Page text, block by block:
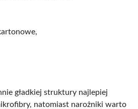
gładkiej struktury najlepiej
natomiast narożniki warto